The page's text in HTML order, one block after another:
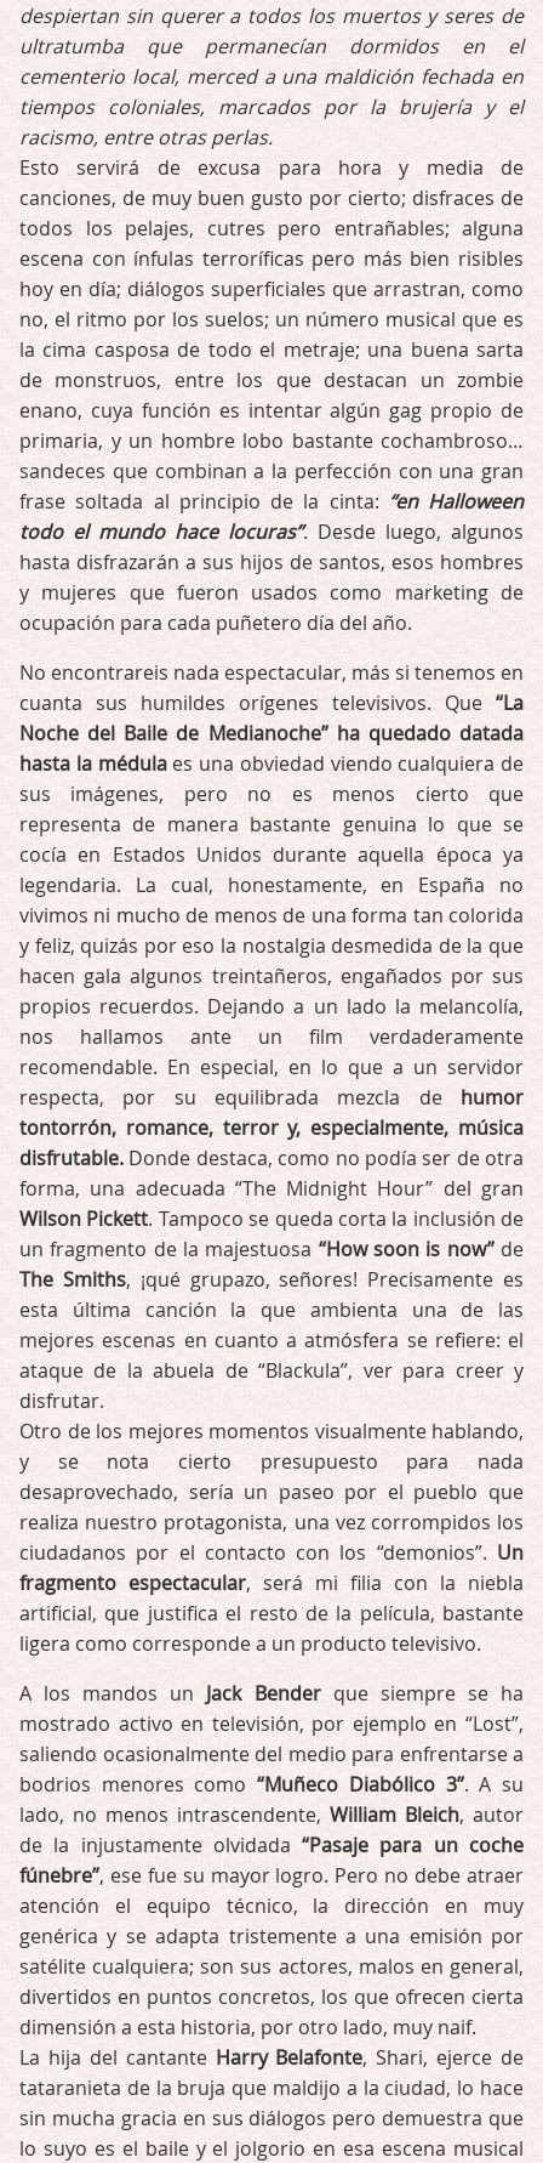
despiertan sin querer a todos los muertos y seres de
ultratumba que permanecían dormidos en el
cementerio local, merced a una maldición fechada en
tiempos coloniales, marcados por la brujería y el
racismo, entre otras perlas.
Esto servirá de excusa para hora y media de
canciones, de muy buen gusto por cierto; disfraces de
todos los pelajes, cutres pero entrañables; alguna
escena con ínfulas terroríficas pero más bien risibles
hoy en día; diálogos superficiales que arrastran, como
no, el ritmo por los suelos; un número musical que es
la cima casposa de todo el metraje; una buena sarta
de monstruos, entre los que destacan un zombie
enano, cuya función es intentar algún gag propio de
primaria, y un hombre lobo bastante cochambroso…
sandeces que combinan a la perfección con una gran
frase soltada al principio de la cinta: “en Halloween
todo el mundo hace locuras”. Desde luego, algunos
hasta disfrazarán a sus hijos de santos, esos hombres
y mujeres que fueron usados como marketing de
ocupación para cada puñetero día del año.
No encontrareis nada espectacular, más si tenemos en
cuanta sus humildes orígenes televisivos. Que “La
Noche del Baile de Medianoche” ha quedado datada
hasta la médulaes una obviedad viendo cualquiera de
sus imágenes, pero no es menos cierto que
representa de manera bastante genuina lo que se
cocía en Estados Unidos durante aquella época ya
legendaria. La cual, honestamente, en España no
vivimos ni mucho de menos de una forma tan colorida
y feliz, quizás por eso la nostalgia desmedida de la que
hacen gala algunos treintañeros, engañados por sus
propios recuerdos. Dejando a un lado la melancolía,
nos hallamos ante un film verdaderamente
recomendable. En especial, en lo que a un servidor
respecta, por su equilibrada mezcla de humor
tontorrón, romance, terror y, especialmente, música
disfrutable. Donde destaca, como no podía ser de otra
forma, una adecuada “The Midnight Hour” del gran
Wilson Pickett. Tampoco se queda corta la inclusión de
un fragmento de la majestuosa “How soon is now”de
The Smiths, ¡qué grupazo, señores! Precisamente es
esta última canción la que ambienta una de las
mejores escenas en cuanto a atmósfera se refiere: el
ataque de la abuela de “Blackula”, ver para creer y
disfrutar.
Otro de los mejores momentos visualmente hablando,
y se nota cierto presupuesto para nada
desaprovechado, sería un paseo por el pueblo que
realiza nuestro protagonista, una vez corrompidos los
ciudadanos por el contacto con los “demonios”. Un
fragmento espectacular, será mi filia con la niebla
artificial, que justifica el resto de la película, bastante
ligera como corresponde a un producto televisivo.
A los mandos un Jack Benderque siempre se ha
mostrado activo en televisión, por ejemplo en “Lost”,
saliendo ocasionalmente del medio para enfrentarse a
bodrios menores como“Muñeco Diabólico 3”. A su
lado, no menos intrascendente, William Bleich, autor
de la injustamente olvidada“Pasaje para un coche
fúnebre”, ese fue su mayor logro. Pero no debe atraer
atención el equipo técnico, la dirección en muy
genérica y se adapta tristemente a una emisión por
satélite cualquiera; son sus actores, malos en general,
divertidos en puntos concretos, los que ofrecen cierta
dimensión a esta historia, por otro lado, muy naif.
La hija del cantante Harry Belafonte, Shari, ejerce de
tataranieta de la bruja que maldijo a la ciudad, lo hace
sin mucha gracia en sus diálogos pero demuestra que
lo suyo es el baile y el jolgorio en esa escena musical